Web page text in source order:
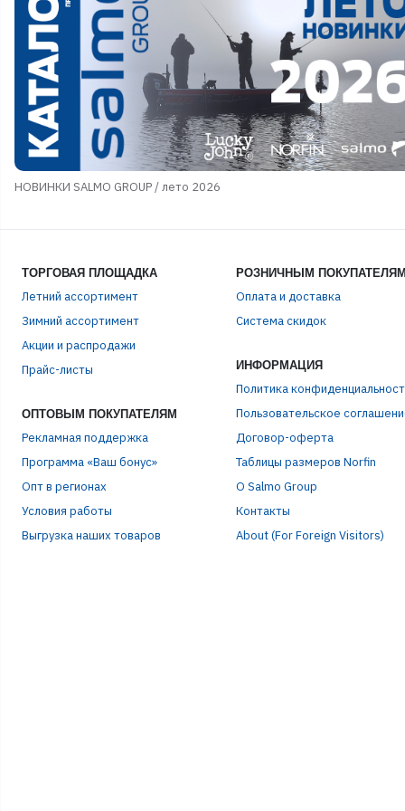
НОВИНКИ SALMO GROUP / лето 2026
ТОРГОВАЯ ПЛОЩАДКА
Летний ассортимент
Зимний ассортимент
Акции и распродажи
Прайс-листы
ОПТОВЫМ ПОКУПАТЕЛЯМ
Рекламная поддержка
Программа «Ваш бонус»
Опт в регионах
Условия работы
Выгрузка наших товаров
РОЗНИЧНЫМ
Оплата и доставка
Система скидок
ИНФОРМАЦИЯ
Политика
Пользовательское
Договор-оферта
Таблицы размеров Norfin
О Salmo Group
Контакты
About (For Foreign Visitors)